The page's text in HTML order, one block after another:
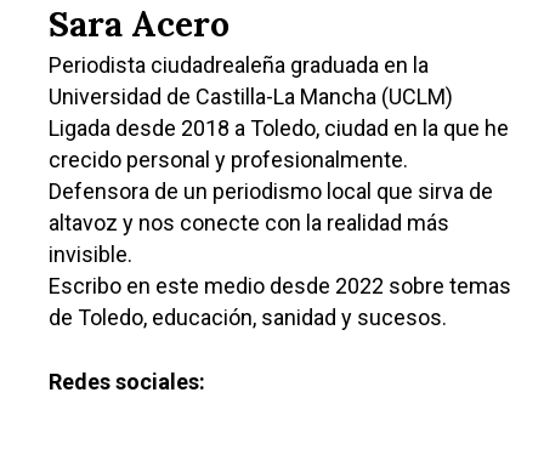
Sara Acero
Periodista ciudadrealeña graduada en la
Universidad de Castilla-La Mancha (UCLM)
Ligada desde 2018 a Toledo, ciudad en la que he
crecido personal y profesionalmente.
Defensora de un periodismo local que sirva de
altavoz y nos conecte con la realidad más
invisible.
Escribo en este medio desde 2022 sobre temas
de Toledo, educación, sanidad y sucesos.
Redes sociales:
Talavera
Sucesos
Medio Ambiente
Planeta Rural
Especiales
Política
Galerías